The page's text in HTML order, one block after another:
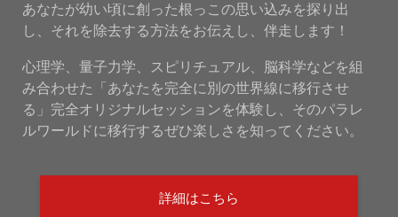
あなたが幼い頃に創った根っこの思い込みを探り出
し、それを除去する方法をお伝えし、伴走します！
心理学、量子力学、スピリチュアル、脳科学などを組
み合わせた「あなたを完全に別の世界線に移行させ
る」完全オリジナルセッションを体験し、そのパラレ
ルワールドに移行するぜひ楽しさを知ってください。
詳細はこちら